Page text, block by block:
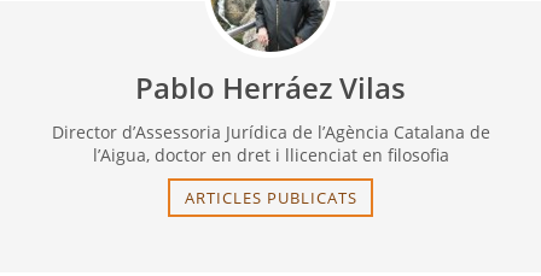
Pablo Herráez Vilas
Director d’Assessoria Jurídica de l’Agència Catalana de
l’Aigua, doctor en dret i llicenciat en filosofia
ARTICLES PUBLICATS